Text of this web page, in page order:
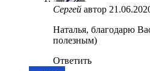
Сергей автор
Наталья, благодарю
полезным)
Ответить